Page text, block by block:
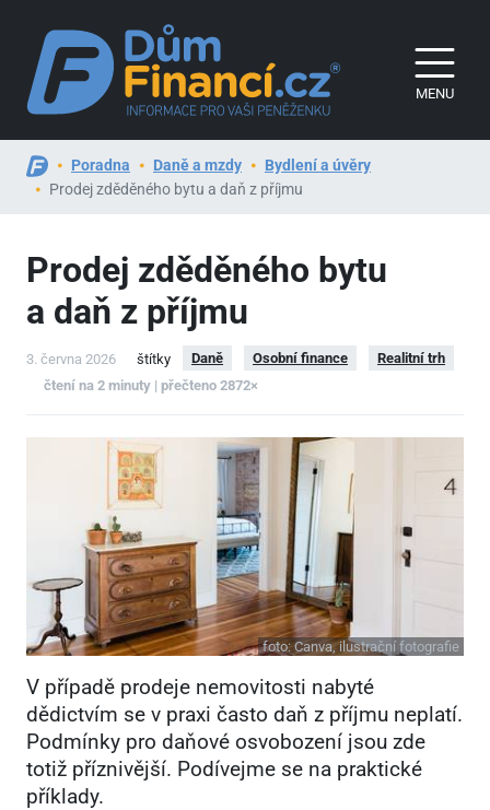
MENU
Poradna Daně a mzdy
Bydlení a úvěry
Prodej zděděného bytu a daň z příjmu
Prodej zděděného bytu
a daň z příjmu
3. června 2026 štítky Daně Osobní finance
Realitní trh
čtení na 2 minuty | přečteno 2872×
foto:Canva, ilustrační fotografie
V případě prodeje nemovitosti nabyté
dědictvím se v praxi často daň z příjmu neplatí.
Podmínky pro daňové osvobození jsou zde
totiž příznivější. Podívejme se na praktické
příklady.